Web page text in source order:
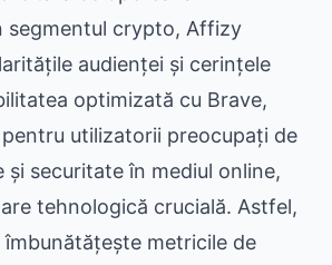
segmentul crypto, Affizy
audienței și cerințele
optimizată cu Brave,
utilizatorii preocupați de
securitate în mediul online,
tehnologică crucială. Astfel,
îmbunătățește metricile de